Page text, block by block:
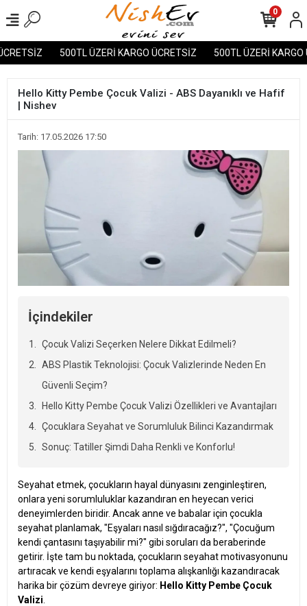
500TL ÜZERİ KARGO ÜCRETSİZ 500TL ÜZERİ KARGO
0
Hello Kitty Pembe Çocuk Valizi - ABS Dayanıklı ve Hafif
| Nishev
Tarih: 17.05.2026 17:50
İçindekiler
Çocuk Valizi Seçerken Nelere Dikkat Edilmeli?
ABS Plastik Teknolojisi: Çocuk Valizlerinde Neden En
Güvenli Seçim?
Hello Kitty Pembe Çocuk Valizi Özellikleri ve Avantajları
Çocuklara Seyahat ve Sorumluluk Bilinci Kazandırmak
Sonuç: Tatiller Şimdi Daha Renkli ve Konforlu!
Seyahat etmek, çocukların hayal dünyasını zenginleştiren,
onlara yeni sorumluluklar kazandıran en heyecan verici
deneyimlerden biridir. Ancak anne ve babalar için çocukla
seyahat planlamak, "Eşyaları nasıl sığdıracağız?", "Çocuğum
kendi çantasını taşıyabilir mi?" gibi soruları da beraberinde
getirir. İşte tam bu noktada, çocukların seyahat motivasyonunu
artıracak ve kendi eşyalarını toplama alışkanlığı kazandıracak
harika bir çözüm devreye giriyor: Hello Kitty Pembe Çocuk
Valizi